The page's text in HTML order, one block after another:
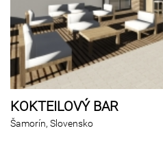
KOKTEILOVÝ BAR
Šamorín, Slovensko